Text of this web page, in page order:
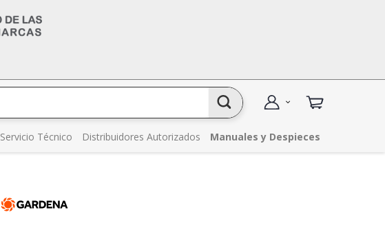
Servicio Técnico Distribuidores Autorizados Manuales y Despieces